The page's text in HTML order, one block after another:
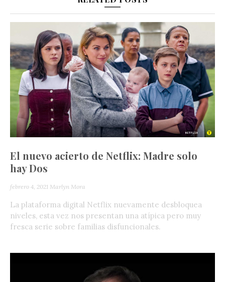
El nuevo acierto de Netflix: Madre solo
hay Dos
febrero 4, 2021 Marlyn Mora
La plataforma digital Netflix nuevamente desbloquea
niveles, esta vez nos presentan una atípica pero muy
fresca serie sobre familias disfuncionales.